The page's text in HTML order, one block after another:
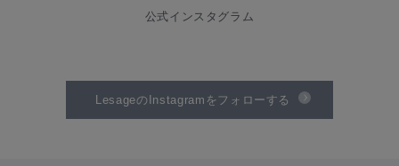
公式インスタグラム
LesageのInstagramをフォローする